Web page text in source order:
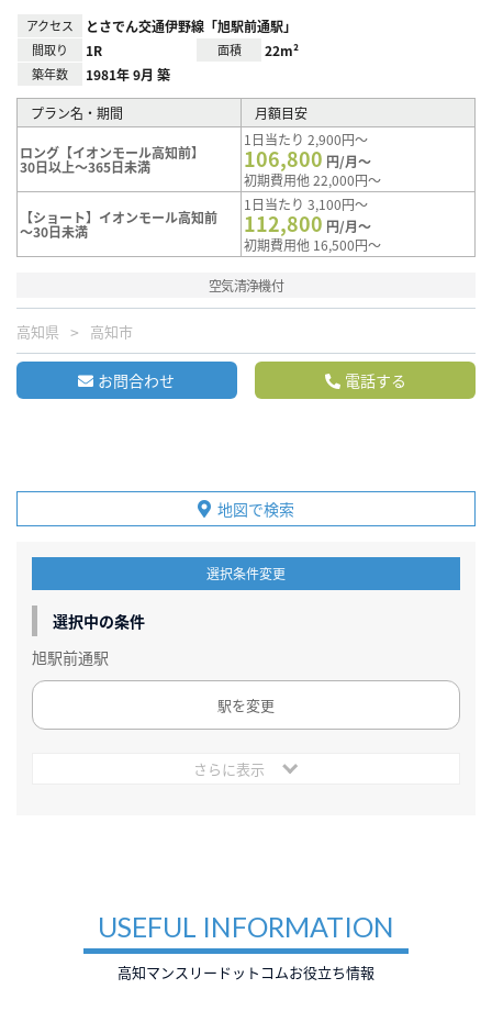
アクセス とさでん交通伊野線「旭駅前通駅」
間取り 1R 面積 22m²
築年数 1981年 9月 築
プラン名・期間 月額目安
ロング【イオンモール高知前】
30日以上～365日未満
1日当たり 2,900円～
106,800 円/月～
初期費用他 22,000円～
【ショート】イオンモール高知前
～30日未満
1日当たり 3,100円～
112,800 円/月～
初期費用他 16,500円～
空気清浄機付
高知県 高知市
お問合わせ 電話する
地図で検索
選択条件変更
選択中の条件
旭駅前通駅
駅を変更
さらに表示
USEFUL INFORMATION
高知マンスリードットコムお役立ち情報